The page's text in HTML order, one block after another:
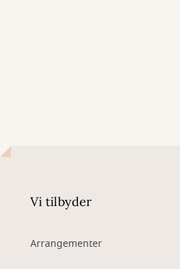
Vi tilbyder
Arrangementer